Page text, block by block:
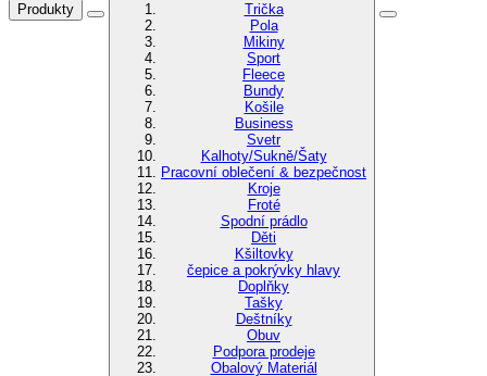
Produkty
Trička
Pola
Mikiny
Sport
Fleece
Bundy
Košile
Business
Svetr
Kalhoty/Sukně/Šaty
Pracovní oblečení & bezpečnost
Kroje
Froté
Spodní prádlo
Děti
Kšiltovky
čepice a pokrývky hlavy
Doplňky
Tašky
Deštníky
Obuv
Podpora prodeje
Obalový Materiál